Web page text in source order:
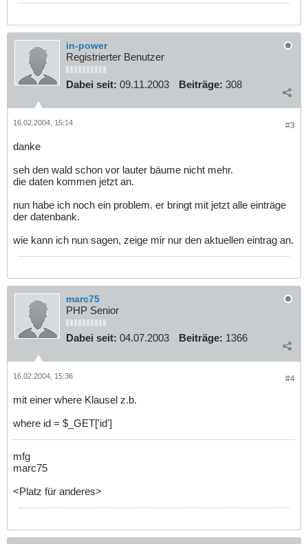
in-power
Registrierter Benutzer
Dabei seit: 09.11.2003 Beiträge: 308
#3
16.02.2004, 15:14
danke
seh den wald schon vor lauter bäume nicht mehr.
die daten kommen jetzt an.
nun habe ich noch ein problem. er bringt mit jetzt alle einträge
der datenbank.
wie kann ich nun sagen, zeige mir nur den aktuellen eintrag an.
marc75
PHP Senior
Dabei seit: 04.07.2003 Beiträge: 1366
#4
16.02.2004, 15:36
mit einer where Klausel z.b.
where id = $_GET['id']
mfg
marc75
<Platz für anderes>